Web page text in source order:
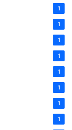
1
1
1
1
1
1
1
1